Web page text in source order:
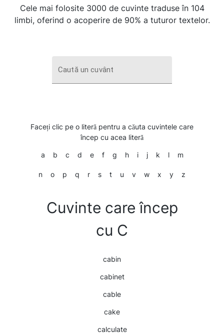
Cele mai folosite 3000 de cuvinte traduse în 104
limbi, oferind o acoperire de 90% a tuturor textelor.
Caută un cuvânt
Faceți clic pe o literă pentru a căuta cuvintele care
încep cu acea literă
a b c d e f g h i j k l m
n o p q r s t u v w x y z
Cuvinte care încep
cu C
cabin
cabinet
cable
cake
calculate